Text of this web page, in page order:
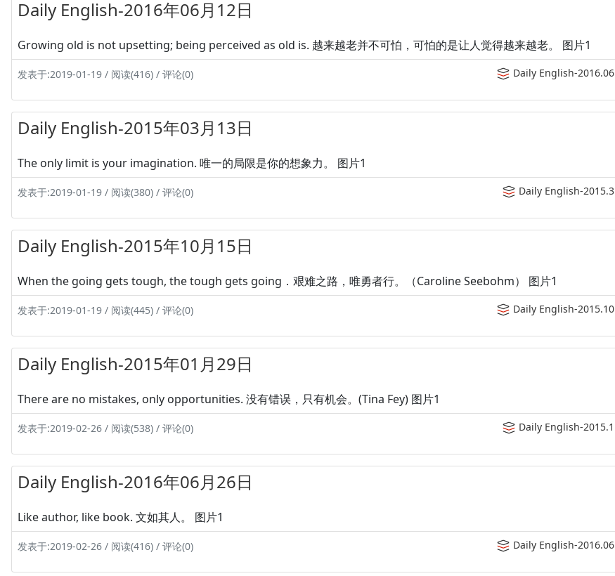
Daily English-2016年06月12日
Growing old is not upsetting; being perceived as old is. 越来越老并不可怕，可怕的是让人觉得越来越老。 图片1
发表于:2019-01-19 / 阅读(416) / 评论(0) Daily English-2016.06
Daily English-2015年03月13日
The only limit is your imagination. 唯一的局限是你的想象力。 图片1
发表于:2019-01-19 / 阅读(380) / 评论(0) Daily English-2015.3
Daily English-2015年10月15日
When the going gets tough, the tough gets going．艰难之路，唯勇者行。（Caroline Seebohm） 图片1
发表于:2019-01-19 / 阅读(445) / 评论(0) Daily English-2015.10
Daily English-2015年01月29日
There are no mistakes, only opportunities. 没有错误，只有机会。(Tina Fey) 图片1
发表于:2019-02-26 / 阅读(538) / 评论(0) Daily English-2015.1
Daily English-2016年06月26日
Like author, like book. 文如其人。 图片1
发表于:2019-02-26 / 阅读(416) / 评论(0) Daily English-2016.06